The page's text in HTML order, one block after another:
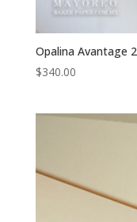
Opalina Avantage
$340.00